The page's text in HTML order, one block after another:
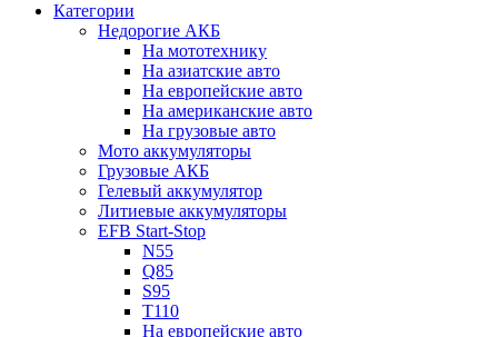
Категории
Недорогие АКБ
На мототехнику
На азиатские авто
На европейские авто
На американские авто
На грузовые авто
Мото аккумуляторы
Грузовые АКБ
Гелевый аккумулятор
Литиевые аккумуляторы
EFB Start-Stop
N55
Q85
S95
T110
На европейские авто